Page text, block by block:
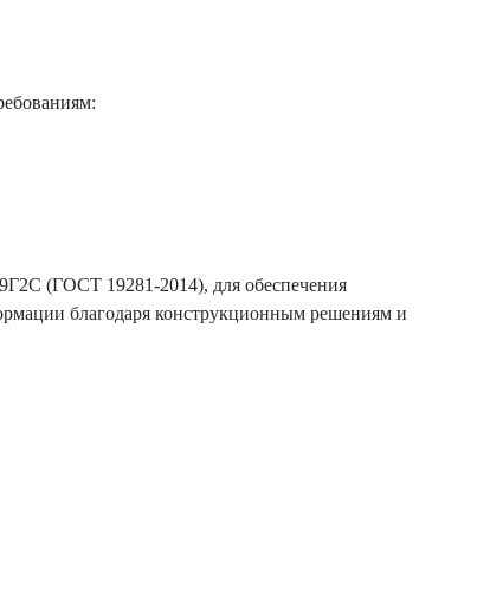
(ГОСТ 19281-2014), для обеспечения
благодаря конструкционным решениям и